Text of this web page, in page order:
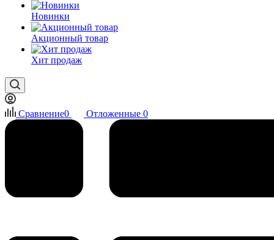
Новинки
Акционный товар
Хит продаж
Сравнение0 Отложенные 0